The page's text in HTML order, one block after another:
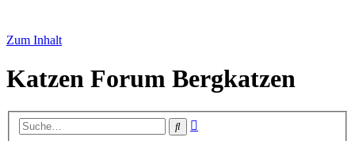
Zum Inhalt
Katzen Forum Bergkatzen
Suche